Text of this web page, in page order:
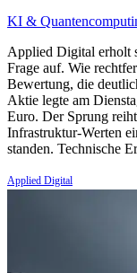
KI &
Applied Digital erholt
Frage auf. Wie
Bewertung, die
Aktie legte am
Euro. Der Sprung
Infrastruktur-Werten
standen. Technische
Applied Digital